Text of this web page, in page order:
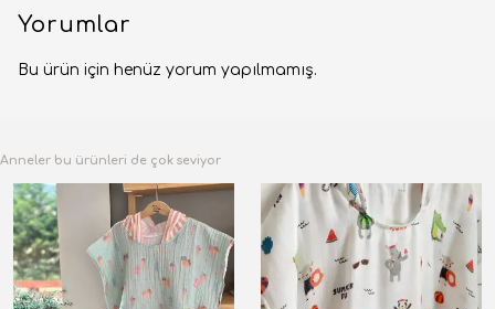
Yorumlar
Bu ürün için henüz yorum yapılmamış.
Anneler bu ürünleri de çok seviyor